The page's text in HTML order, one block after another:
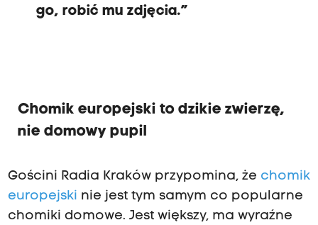
go, robić mu zdjęcia.”
Chomik europejski to dzikie zwierzę,
nie domowy pupil
Gościni Radia Kraków przypomina, że chomik
europejski nie jest tym samym co popularne
chomiki domowe. Jest większy, ma wyraźne